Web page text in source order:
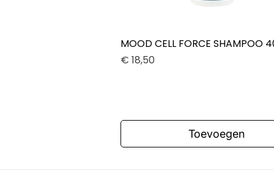
Snel overzicht
MOOD CELL FORCE SHAMPOO
Prijs
€ 18,50
Toevoegen